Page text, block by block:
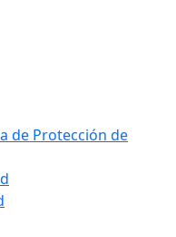
de Protección de